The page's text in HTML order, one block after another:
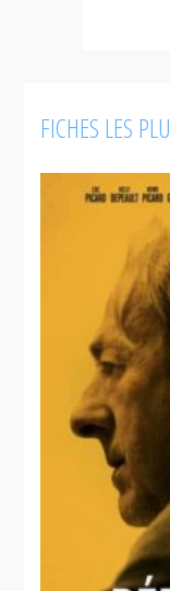
FICHES LES